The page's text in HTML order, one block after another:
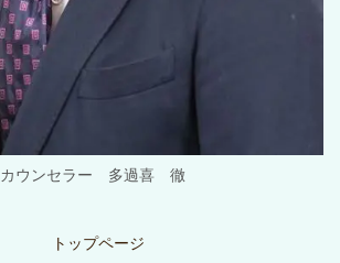
カウンセラー 多過喜 徹
トップページ